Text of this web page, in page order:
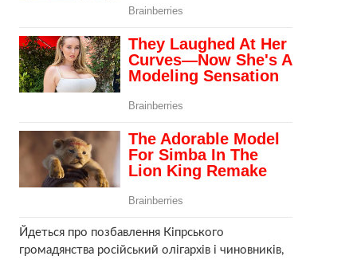
Йдеться про позбавлення Кіпрського
громадянства російський олігархів і чиновників,